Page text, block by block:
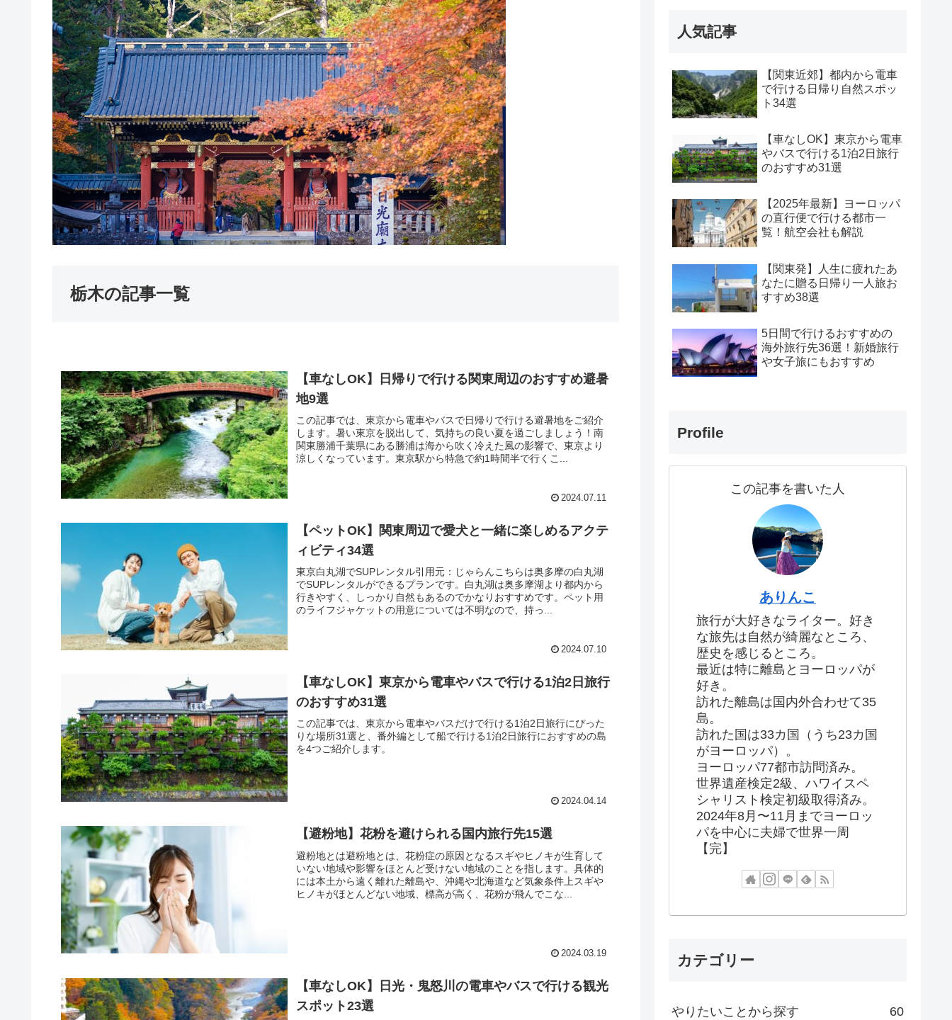
栃木の記事一覧
【車なしOK】日帰りで行ける関東周辺のおすすめ避暑
地9選
この記事では、東京から電車やバスで日帰りで行ける避暑地をご紹介
します。暑い東京を脱出して、気持ちの良い夏を過ごしましょう！南
関東勝浦千葉県にある勝浦は海から吹く冷えた風の影響で、東京より
涼しくなっています。東京駅から特急で約1時間半で行くこ...
2024.07.11
【ペットOK】関東周辺で愛犬と一緒に楽しめるアクテ
ィビティ34選
東京白丸湖でSUPレンタル引用元：じゃらんこちらは奥多摩の白丸湖
でSUPレンタルができるプランです。白丸湖は奥多摩湖より都内から
行きやすく、しっかり自然もあるのでかなりおすすめです。ペット用
のライフジャケットの用意については不明なので、持っ...
2024.07.10
【車なしOK】東京から電車やバスで行ける1泊2日旅行
のおすすめ31選
この記事では、東京から電車やバスだけで行ける1泊2日旅行にぴった
りな場所31選と、番外編として船で行ける1泊2日旅行におすすめの島
を4つご紹介します。
2024.04.14
【避粉地】花粉を避けられる国内旅行先15選
避粉地とは避粉地とは、花粉症の原因となるスギやヒノキが生育して
いない地域や影響をほとんど受けない地域のことを指します。具体的
には本土から遠く離れた離島や、沖縄や北海道など気象条件上スギや
ヒノキがほとんどない地域、標高が高く、花粉が飛んでこな...
2024.03.19
【車なしOK】日光・鬼怒川の電車やバスで行ける観光
スポット23選
人気記事
【関東近郊】都内から電車
で行ける日帰り自然スポッ
ト34選
【車なしOK】東京から電車
やバスで行ける1泊2日旅行
のおすすめ31選
【2025年最新】ヨーロッパ
の直行便で行ける都市一
覧！航空会社も解説
【関東発】人生に疲れたあ
なたに贈る日帰り一人旅お
すすめ38選
5日間で行けるおすすめの
海外旅行先36選！新婚旅行
や女子旅にもおすすめ
Profile
この記事を書いた人
ありんこ
旅行が大好きなライター。好き
な旅先は自然が綺麗なところ、
歴史を感じるところ。
最近は特に離島とヨーロッパが
好き。
訪れた離島は国内外合わせて35
島。
訪れた国は33カ国（うち23カ国
がヨーロッパ）。
ヨーロッパ77都市訪問済み。
世界遺産検定2級、ハワイスペ
シャリスト検定初級取得済み。
2024年8月〜11月までヨーロッ
パを中心に夫婦で世界一周
【完】
カテゴリー
やりたいことから探す 60